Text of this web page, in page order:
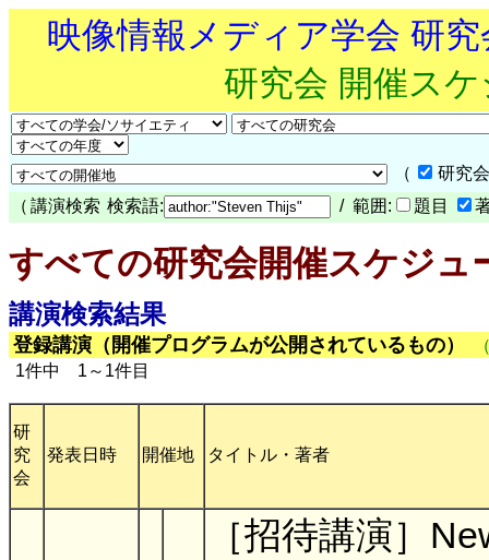
映像情報メディア学会 研
研究会 開催ス
（
研究
（ 講演検索 検索語: / 範囲: 題目
すべての研究会開催スケジュ
講演検索結果
登録講演（開催プログラムが公開されているもの）
1件中 1～1件目
研
究
会
発表日時 開催地 タイトル・著者
［招待講演］